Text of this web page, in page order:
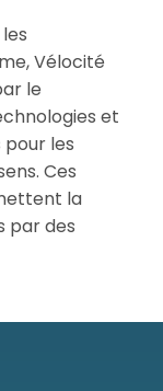
Vélocité
le
et
les
Ces
la
par des